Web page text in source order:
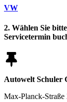
VW
2. Wählen Sie
Servicetermin
Autowelt Schuler
Max-Planck-Straße